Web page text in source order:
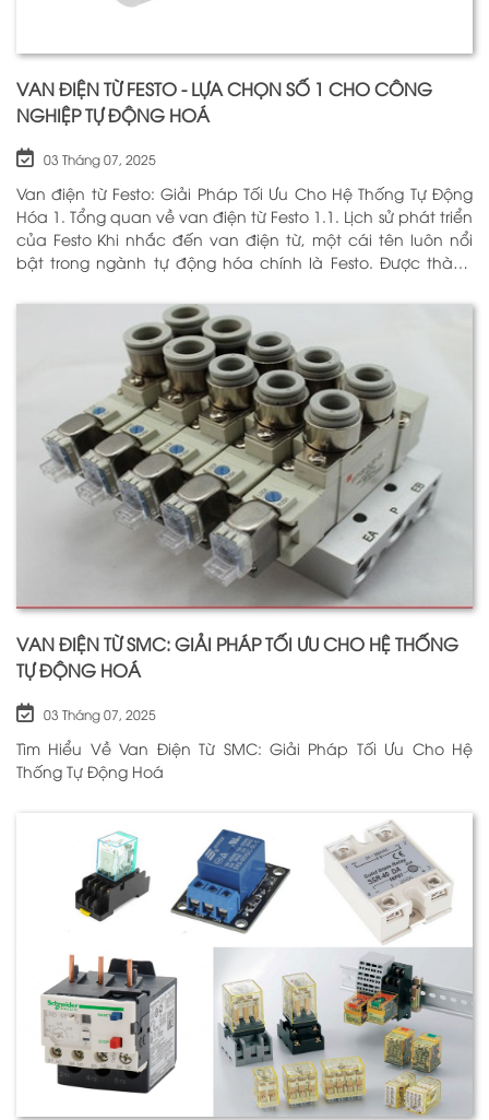
VAN ĐIỆN TỪ FESTO - LỰA CHỌN SỐ 1 CHO CÔNG
NGHIỆP TỰ ĐỘNG HOÁ
03 Tháng 07, 2025
Van điện từ Festo: Giải Pháp Tối Ưu Cho Hệ Thống Tự Động
Hóa 1. Tổng quan về van điện từ Festo 1.1. Lịch sử phát triển
của Festo Khi nhắc đến van điện từ, một cái tên luôn nổi
bật trong ngành tự động hóa chính là Festo. Được thành
VAN ĐIỆN TỪ SMC: GIẢI PHÁP TỐI ƯU CHO HỆ THỐNG
TỰ ĐỘNG HOÁ
03 Tháng 07, 2025
Tìm Hiểu Về Van Điện Từ SMC: Giải Pháp Tối Ưu Cho Hệ
Thống Tự Động Hoá